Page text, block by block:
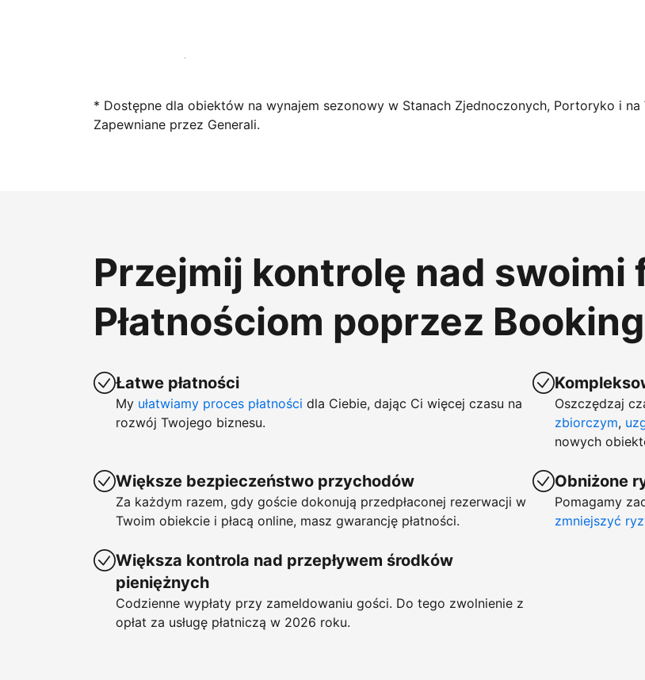
Zarejestruj obiekt już dziś
* Dostępne dla obiektów na wynajem sezonowy w Stanach Zjednoczonych, Portoryko i
Zapewniane przez Generali.
Przejmij kontrolę nad swoimi
Płatnościom poprzez
Łatwe płatności
My ułatwiamy proces płatności dla Ciebie, dając Ci więcej czasu na
rozwój Twojego biznesu.
Większe bezpieczeństwo przychodów
Za każdym razem, gdy goście dokonują przedpłaconej rezerwacji w
Twoim obiekcie i płacą online, masz gwarancję płatności.
Większa kontrola nad przepływem środków
pieniężnych
Codzienne wypłaty przy zameldowaniu gości. Do tego zwolnienie z
opłat za usługę płatniczą w 2026 roku.
Oszczędzaj
zbiorczym,
nowych
Obniżone
Pomagamy
zmniejszyć